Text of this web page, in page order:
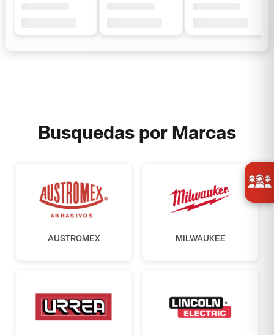
Busquedas por Marcas
AUSTROMEX MILWAUKEE